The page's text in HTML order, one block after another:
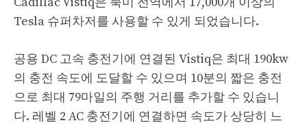
Tesla 슈퍼차저를 사용할 수 있게 되었습니다.
공용 DC 고속 충전기에 연결된 Vistiq은 최대 190kw
의 충전 속도에 도달할 수 있으며 10분의 짧은 충전
으로 최대 79마일의 주행 거리를 추가할 수 있습니
다. 레벨 2 AC 충전기에 연결하면 속도가 상당히 느